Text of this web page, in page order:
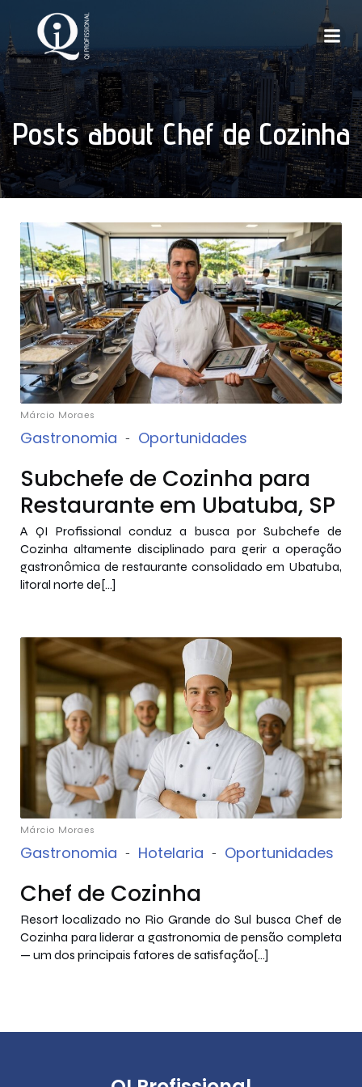
Posts about Chef de Cozinha
Márcio Moraes
Gastronomia - Oportunidades
Subchefe de Cozinha para
Restaurante em Ubatuba, SP
A QI Profissional conduz a busca por Subchefe de
Cozinha altamente disciplinado para gerir a operação
gastronômica de restaurante consolidado em Ubatuba,
litoral norte de[…]
Márcio Moraes
Gastronomia - Hotelaria - Oportunidades
Chef de Cozinha
Resort localizado no Rio Grande do Sul busca Chef de
Cozinha para liderar a gastronomia de pensão completa
— um dos principais fatores de satisfação[…]